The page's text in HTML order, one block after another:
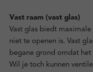
Vast raam (vast glas)
Vast glas biedt
niet te openen is. Vast
begane grond omdat
Wil je toch kunnen